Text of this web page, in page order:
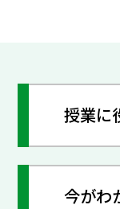
授業に
今がわ